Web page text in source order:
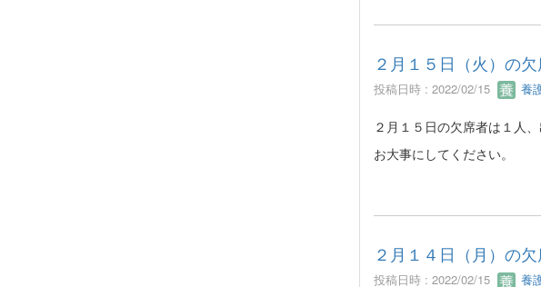
２月１５日（火）の
投稿日時 : 2022/02/15 養
２月１５日の欠席者は１人
お大事にしてください。
２月１４日（月）の
投稿日時 : 2022/02/15 養